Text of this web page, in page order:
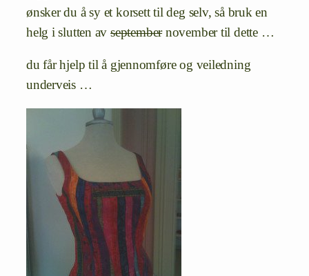
ønsker du å sy et korsett til deg selv, så bruk en
helg i slutten avseptembernovember til dette …
du får hjelp til å gjennomføre og veiledning
underveis …